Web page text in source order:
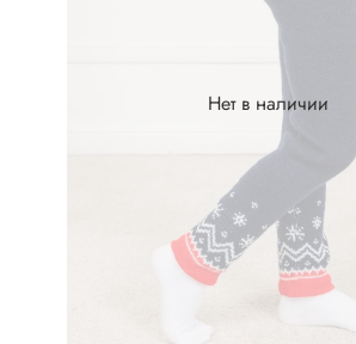
Нет в наличии